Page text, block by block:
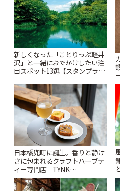
新しくなった「ことりっぷ軽井
沢」と一緒におでかけしたい注
目スポット13選【スタンプラリ
日本橋兜町に誕生。香りと静け
さに包まれるクラフトハーブテ
ィー専門店「TYNK
Kabutocho」 | ことりっぷ